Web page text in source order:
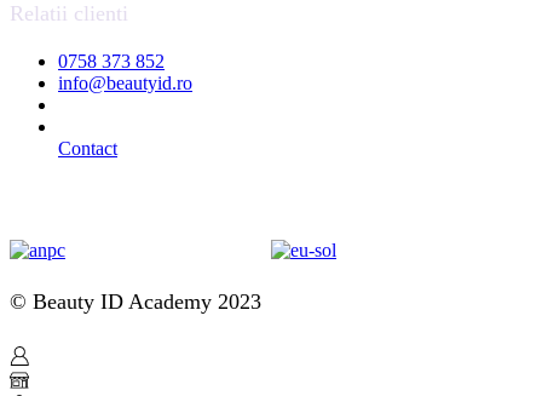
Relatii clienti
0758 373 852
info@beautyid.ro
Contact
© Beauty ID Academy 2023